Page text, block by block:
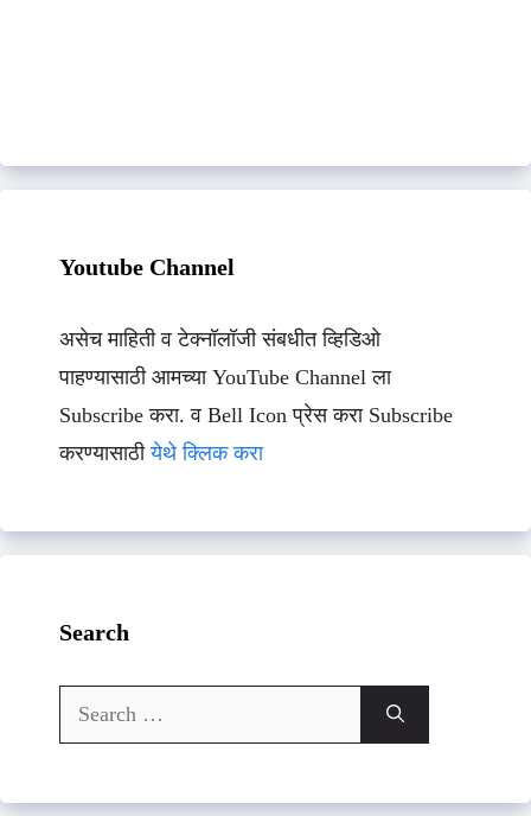
Youtube Channel
असेच माहिती व टेक्नॉलॉजी संबधीत व्हिडिओ
पाहण्यासाठी आमच्या YouTube Channel ला
Subscribe करा. व Bell Icon प्रेस करा Subscribe
करण्यासाठीयेथे क्लिक करा
Search
Search
for: